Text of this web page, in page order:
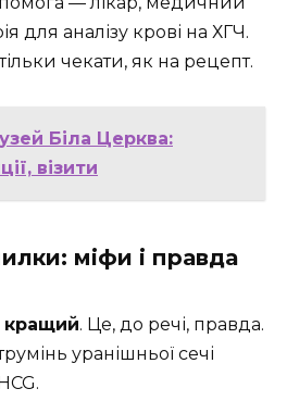
для аналізу крові на ХГЧ.
чекати, як на рецепт.
Біла Церква:
візити
міфи і правда
кращий. Це, до речі, правда.
уранішньої сечі